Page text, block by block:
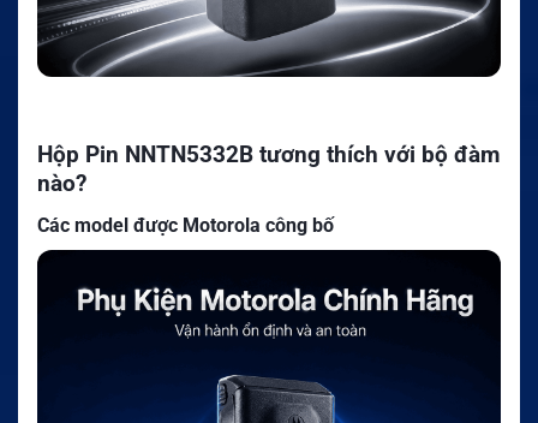
Hộp Pin NNTN5332B tương thích với bộ đàm
nào?
Các model được Motorola công bố